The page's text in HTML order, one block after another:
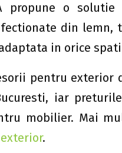
propune o
din
in orice
pentru exterior
iar
mobilier. Mai
.